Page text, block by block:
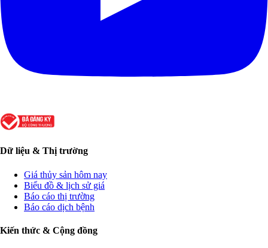
Dữ liệu & Thị trường
Giá thủy sản hôm nay
Biểu đồ & lịch sử giá
Báo cáo thị trường
Báo cáo dịch bệnh
Kiến thức & Cộng đồng